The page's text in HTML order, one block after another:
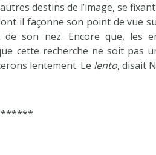
destins de l’image, se
il façonne son point de vue
son nez. Encore que, les
cette recherche ne soit
lentement. Le lento, disait